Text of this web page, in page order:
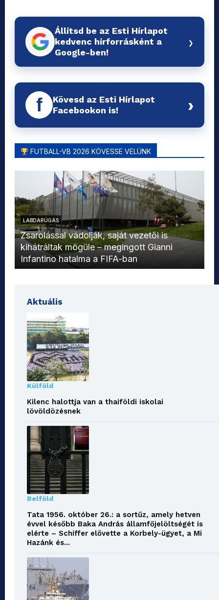
Állítsd be az Esti Hírlapot
kedvenc hírforrásként a
Google-ben!
›
f
Kövesd az Esti Hírlapot
Facebookon is!
›
FUTBALL-VB 2026 KÖVESSE VELÜNK
LABDARÚGÁS
Zsarolással vádolják, saját vezetői is
kihátráltak mögüle – megingott Gianni
Infantino hatalma a FIFA-ban
Aktuális
Külföld
Kilenc halottja van a thaiföldi iskolai
lövöldözésnek
Belföld
Tata 1956. október 26.: a sortűz, amely hetven
évvel később Baka András államfőjelöltségét is
elérte – Schiffer elővette a Korbely-ügyet, a Mi
Hazánk és...